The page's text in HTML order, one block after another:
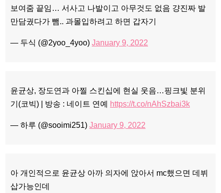
보여줌 끝임… 서사고 나발이고 아무것도 없음 걍진짜 발
만담궜다가 뺌.. 과몰입하려고 하면 갑자기
— 두식 (@2yoo_4yoo) January 9, 2022
윤균상, 장도연과 아찔 스킨십에 현실 웃음…핑크빛 분위
기(코빅) | 방송 : 네이트 연예
https://t.co/nAhSzbai3k
— 하루 (@sooimi251) January 9, 2022
아 개인적으로 윤균상 아까 의자에 앉아서 mc했으면 데뷔
삽가능인데